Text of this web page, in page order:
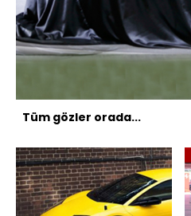
Tüm gözler orada...